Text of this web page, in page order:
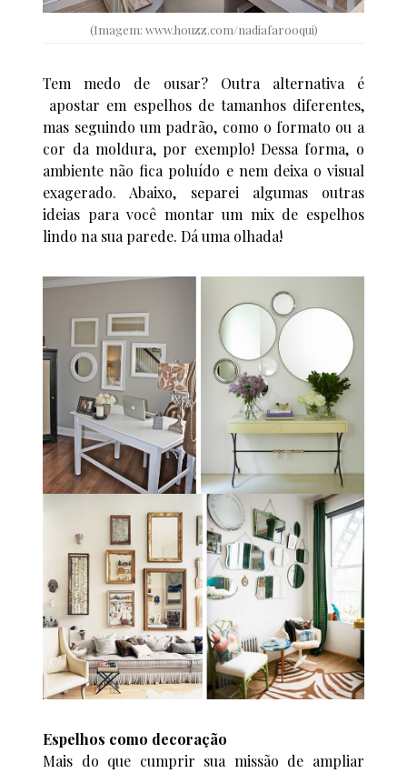
(Imagem: www.houzz.com/nadiafarooqui)
Tem medo de ousar? Outra alternativa é
apostar em espelhos de tamanhos diferentes,
mas seguindo um padrão, como o formato ou a
cor da moldura, por exemplo! Dessa forma, o
ambiente não fica poluído e nem deixa o visual
exagerado. Abaixo, separei algumas outras
ideias para você montar um mix de espelhos
lindo na sua parede. Dá uma olhada!
Espelhos como decoração
Mais do que cumprir sua missão de ampliar